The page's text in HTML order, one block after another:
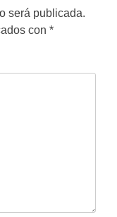
será publicada.
con *